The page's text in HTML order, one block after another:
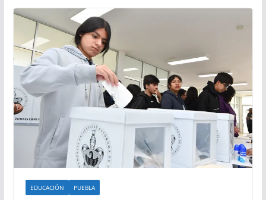
EDUCACIÓN PUEBLA